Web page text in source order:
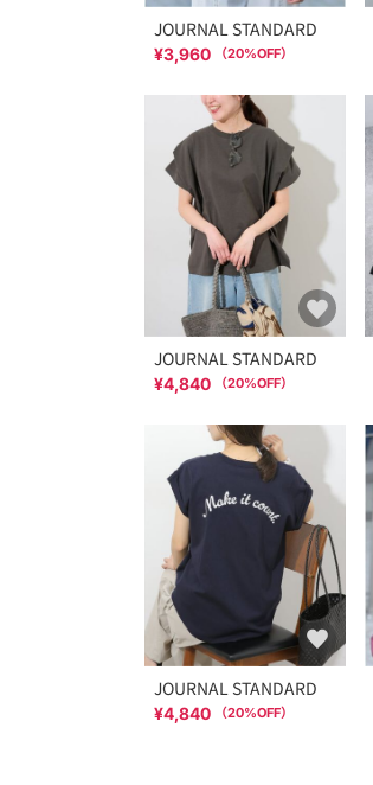
JOURNAL STANDARD
¥3,960 （20%OFF）
JOURNAL STANDARD
¥4,840 （20%OFF）
JOURNAL STANDARD
¥4,840 （20%OFF）